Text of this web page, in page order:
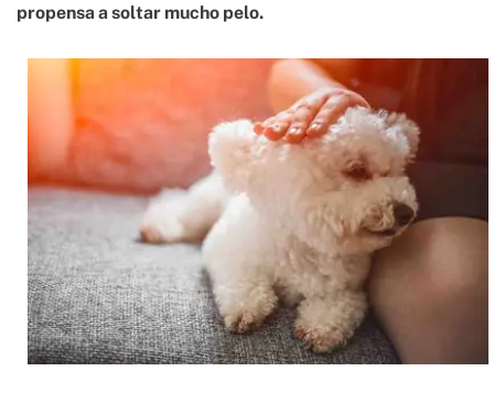
propensa a soltar mucho pelo.